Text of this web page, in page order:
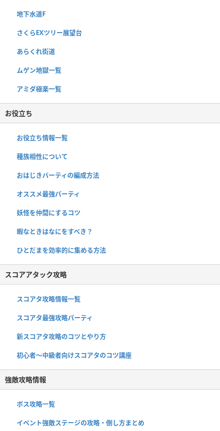
地下水道F
さくらEXツリー展望台
あらくれ街道
ムゲン地獄一覧
アミダ極楽一覧
お役立ち
お役立ち情報一覧
種族相性について
おはじきバーティの編成方法
オススメ最強パーティ
妖怪を仲間にするコツ
暇なときはなにをすべき？
ひとだまを効率的に集める方法
スコアアタック攻略
スコアタ攻略情報一覧
スコアタ最強攻略パーティ
新スコアタ攻略のコツとやり方
初心者〜中級者向けスコアタのコツ講座
強敵攻略情報
ボス攻略一覧
イベント強敵ステージの攻略・倒し方まとめ